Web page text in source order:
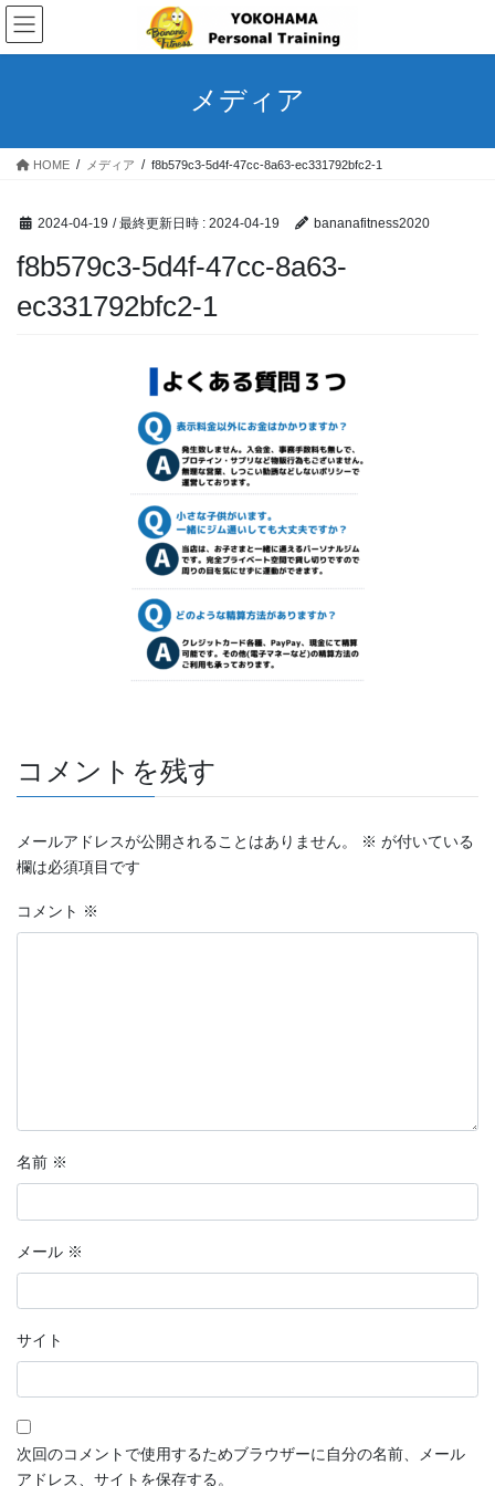
コ
ン
テ
ス
ナ
ビ
ゲ
ン
メディア
HOME メディア f8b579c3-5d4f-47cc-8a63-ec331792bfc2-1
2024-04-19 / 最終更新日時 : 2024-04-19 bananafitness2020
f8b579c3-5d4f-47cc-8a63-
ec331792bfc2-1
コメントを残す
メールアドレスが公開されることはありません。 ※ が付いている
欄は必須項目です
コメント ※
名前 ※
メール ※
サイト
次回のコメントで使用するためブラウザーに自分の名前、メール
アドレス、サイトを保存する。